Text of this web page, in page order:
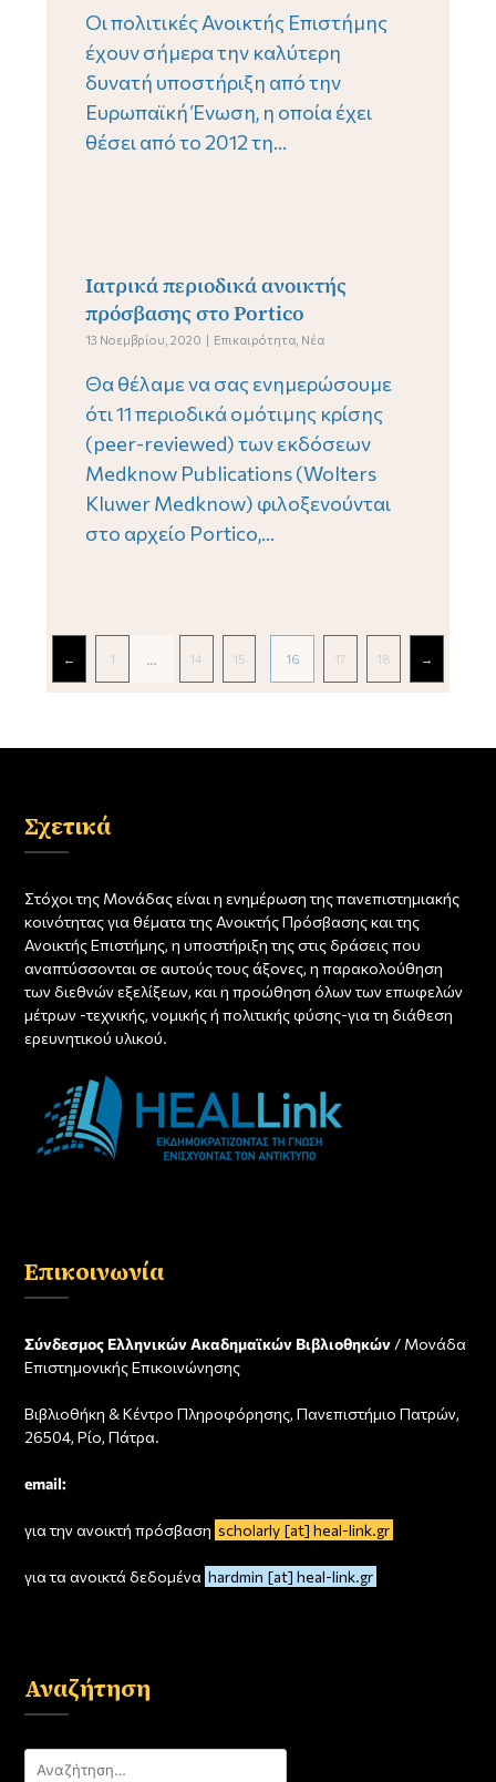
Οι πολιτικές Ανοικτής Επιστήμης
έχουν σήμερα την καλύτερη
δυνατή υποστήριξη από την
Ευρωπαϊκή Ένωση, η οποία έχει
θέσει από το 2012 τη...
Ιατρικά περιοδικά ανοικτής
πρόσβασης στο Portico
13 Νοεμβρίου, 2020 Επικαιρότητα Νέα
Θα θέλαμε να σας ενημερώσουμε
ότι 11 περιοδικά ομότιμης κρίσης
(peer-reviewed) των εκδόσεων
Medknow Publications (Wolters
Kluwer Medknow) φιλοξενούνται
στο αρχείο Portico,...
Pagination
← 1 … 14 15 16 17 18 →
Σχετικά
Στόχοι της Μονάδας είναι η ενημέρωση της πανεπιστημιακής
κοινότητας για θέματα της Ανοικτής Πρόσβασης και της
Ανοικτής Επιστήμης, η υποστήριξη της στις δράσεις που
αναπτύσσονται σε αυτούς τους άξονες, η παρακολούθηση
των διεθνών εξελίξεων, και η προώθηση όλων των επωφελών
μέτρων -τεχνικής, νομικής ή πολιτικής φύσης-για τη διάθεση
ερευνητικού υλικού.
Επικοινωνία
Σύνδεσμος Ελληνικών Ακαδημαϊκών Βιβλιοθηκών / Μονάδα
Επιστημονικής Επικοινώνησης
Βιβλιοθήκη & Κέντρο Πληροφόρησης, Πανεπιστήμιο Πατρών,
26504, Ρίο, Πάτρα.
email:
για την ανοικτή πρόσβαση scholarly [at] heal-link.gr
για τα ανοικτά δεδομένα hardmin [at] heal-link.gr
Αναζήτηση
Αναζήτηση